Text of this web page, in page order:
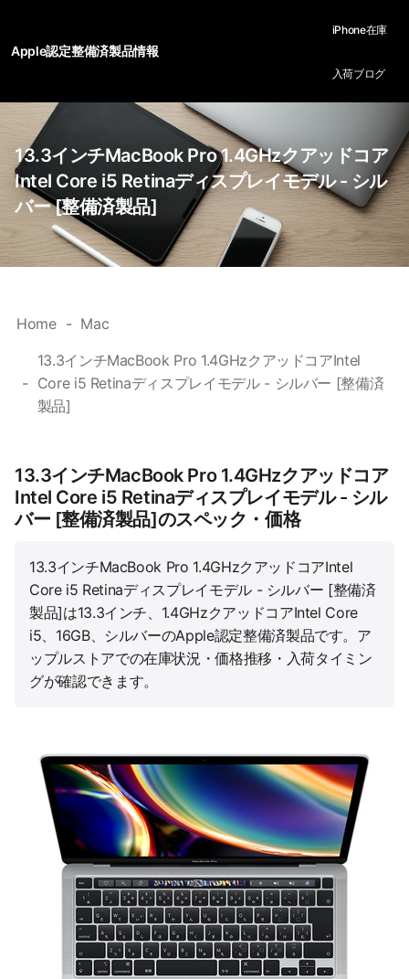
Apple認定整備済製品情報
iPhone在庫
入荷ブログ
13.3インチMacBook Pro 1.4GHzクアッドコア
Intel Core i5 Retinaディスプレイモデル - シル
バー [整備済製品]
Home Mac
13.3インチMacBook Pro 1.4GHzクアッドコアIntel
Core i5 Retinaディスプレイモデル - シルバー [整備済
製品]
13.3インチMacBook Pro 1.4GHzクアッドコア
Intel Core i5 Retinaディスプレイモデル - シル
バー [整備済製品]のスペック・価格
13.3インチMacBook Pro 1.4GHzクアッドコアIntel
Core i5 Retinaディスプレイモデル - シルバー [整備済
製品]は13.3インチ、1.4GHzクアッドコアIntel Core
i5、16GB、シルバーのApple認定整備済製品です。ア
ップルストアでの在庫状況・価格推移・入荷タイミン
グが確認できます。